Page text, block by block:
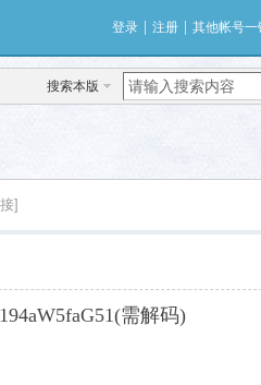
登录 注册 其他帐号一
搜索本版
]
需解码)